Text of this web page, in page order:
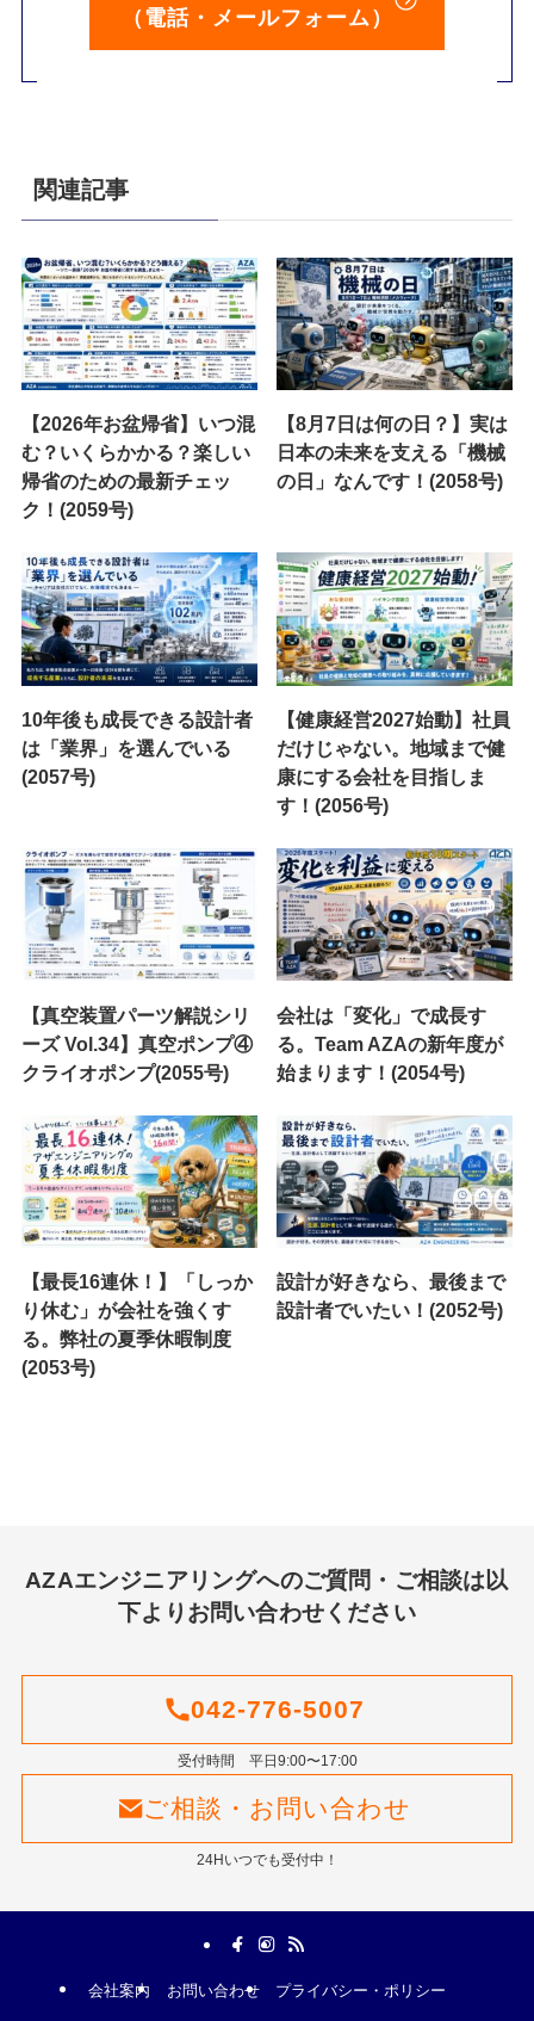
（電話・メールフォーム）
関連記事
【2026年お盆帰省】いつ混
む？いくらかかる？楽しい
帰省のための最新チェッ
ク！(2059号)
【8月7日は何の日？】実は
日本の未来を支える「機械
の日」なんです！(2058号)
10年後も成長できる設計者
は「業界」を選んでいる
(2057号)
【健康経営2027始動】社員
だけじゃない。地域まで健
康にする会社を目指しま
す！(2056号)
【真空装置パーツ解説シリ
ーズ Vol.34】真空ポンプ④
クライオポンプ(2055号)
会社は「変化」で成長す
る。Team AZAの新年度が
始まります！(2054号)
【最長16連休！】「しっか
り休む」が会社を強くす
る。弊社の夏季休暇制度
(2053号)
設計が好きなら、最後まで
設計者でいたい！(2052号)
AZAエンジニアリングへのご質問・ご相談は以
下よりお問い合わせください
042-776-5007
受付時間 平日9:00〜17:00
ご相談・お問い合わせ
24Hいつでも受付中！
会社案内 お問い合わせ プライバシー・ポリシー